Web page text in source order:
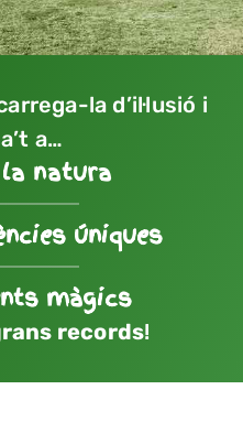
la d’il·lusió i
a…
natura
úniques
màgics
records!